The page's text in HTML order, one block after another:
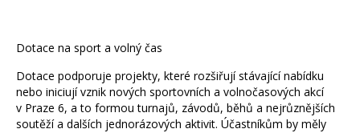
Dotace na sport a volný čas
Dotace podporuje projekty, které rozšiřují stávající nabídku
nebo iniciují vznik nových sportovních a volnočasových akcí
v Praze 6, a to formou turnajů, závodů, běhů a nejrůznějších
soutěží a dalších jednorázových aktivit. Účastníkům by měly